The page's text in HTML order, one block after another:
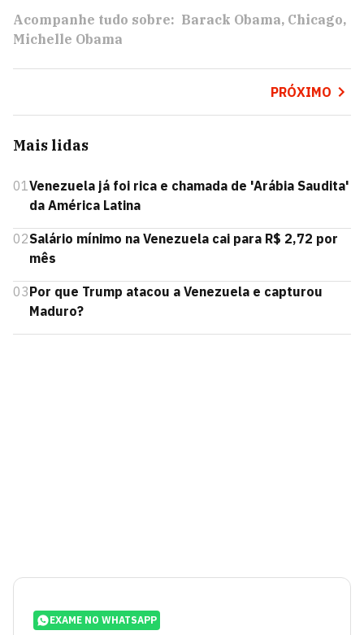
Acompanhe tudo sobre: Barack Obama Chicago
Michelle Obama
PRÓXIMO
Mais lidas
01 Venezuela já foi rica e chamada de 'Arábia Saudita'
da América Latina
02Salário mínimo na Venezuela cai para R$ 2,72 por
mês
03Por que Trump atacou a Venezuela e capturou
Maduro?
EXAME NO WHATSAPP